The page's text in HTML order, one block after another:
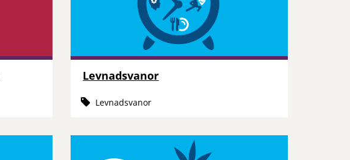
Levnadsvanor
Levnadsvanor